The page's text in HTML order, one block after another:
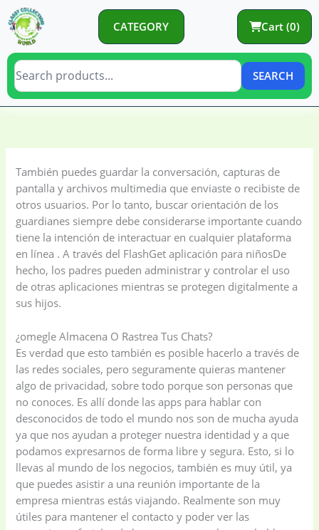
CATEGORY Cart (0)
SEARCH
Skip
to
content
e
g
o
r
y
e
g
o
r
i
e
s
También puedes guardar la conversación, capturas de
pantalla y archivos multimedia que enviaste o recibiste de
otros usuarios. Por lo tanto, buscar orientación de los
guardianes siempre debe considerarse importante cuando
tiene la intención de interactuar en cualquier plataforma
en línea . A través del FlashGet aplicación para niñosDe
hecho, los padres pueden administrar y controlar el uso
de otras aplicaciones mientras se protegen digitalmente a
sus hijos.
¿omegle Almacena O Rastrea Tus Chats?
Es verdad que esto también es posible hacerlo a través de
las redes sociales, pero seguramente quieras mantener
algo de privacidad, sobre todo porque son personas que
no conoces. Es allí donde las apps para hablar con
desconocidos de todo el mundo nos son de mucha ayuda
ya que nos ayudan a proteger nuestra identidad y a que
podamos expresarnos de forma libre y segura. Esto, si lo
llevas al mundo de los negocios, también es muy útil, ya
que puedes asistir a una reunión importante de la
empresa mientras estás viajando. Realmente son muy
útiles para mantener el contacto y poder ver las